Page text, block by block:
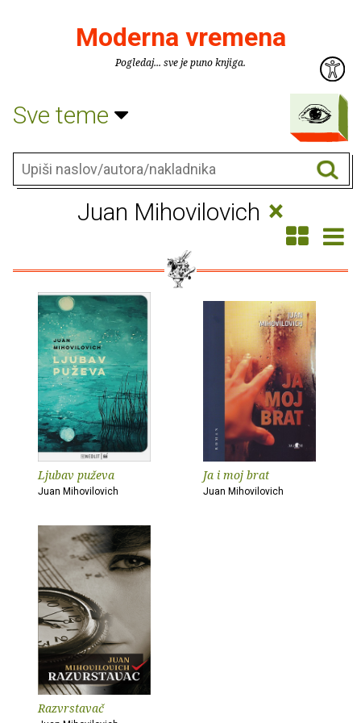
Moderna vremena
Pogledaj... sve je puno knjiga.
Sve teme
Juan Mihovilovich ×
Ljubav puževa
Juan Mihovilovich
Ja i moj brat
Juan Mihovilovich
Razvrstavač